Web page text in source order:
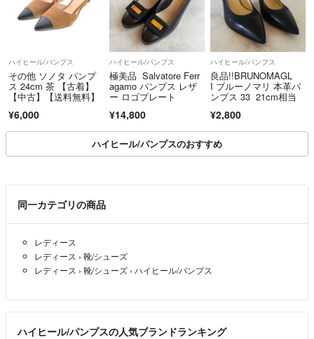
ハイヒール/パンプス
その他 ソノタ パンプ
ス 24cm 茶 【古着】
【中古】【送料無料】
¥6,000
ハイヒール/パンプス
極美品 Salvatore Ferr
agamo パンプス レザ
ー ロゴプレート
¥14,800
ハイヒール/パンプス
良品!!BRUNOMAGL
I ブルーノマリ 本革パ
ンプス 33 21cm相当
¥2,800
ハイヒール/パンプスのおすすめ
同一カテゴリの商品
レディース
レディース › 靴/シューズ
レディース › 靴/シューズ › ハイヒール/パンプス
ハイヒール/パンプスの人気ブランドランキング